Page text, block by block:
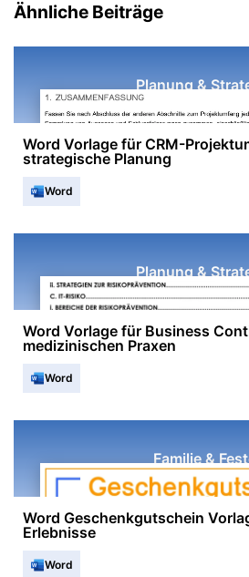
Ähnliche Beiträge
Planung &
Word Vorlage für CRM-
strategische Planung
Word
Planung &
Word Vorlage für Business
medizinischen Praxen
Word
Familie &
Word Geschenkgutschein
Erlebnisse
Word